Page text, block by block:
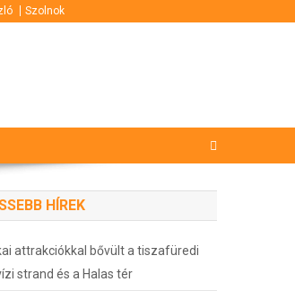
Szolnok
HÍREK
attrakciókkal bővült a tiszafüredi
strand és a Halas tér